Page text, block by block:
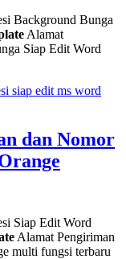
Background Bunga
Alamat
Siap Edit Word
dan Nomor
Siap Edit Word
Alamat Pengiriman
multi fungsi terbaru